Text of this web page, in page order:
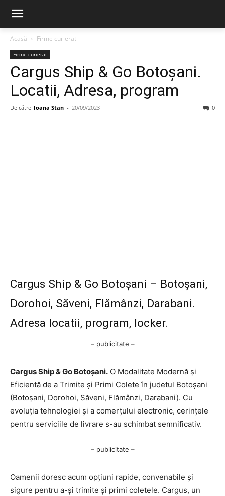
Acasă Firme curierat
Firme curierat
Cargus Ship & Go Botoșani.
Locatii, Adresa, program
De către Ioana Stan - 20/09/2023 0
Cargus Ship & Go Botoșani – Botoșani,
Dorohoi, Săveni, Flămânzi, Darabani.
Adresa locatii, program, locker.
– publicitate –
Cargus Ship & Go Botoșani. O Modalitate Modernă și
Eficientă de a Trimite și Primi Colete în judetul Botoșani
(Botoșani, Dorohoi, Săveni, Flămânzi, Darabani). Cu
evoluția tehnologiei și a comerțului electronic, cerințele
pentru serviciile de livrare s-au schimbat semnificativ.
– publicitate –
Oamenii doresc acum opțiuni rapide, convenabile și
sigure pentru a-și trimite și primi coletele. Cargus, un